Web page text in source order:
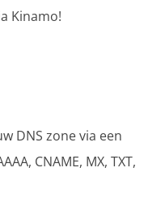
Kinamo!
DNS zone via een
CNAME, MX, TXT,